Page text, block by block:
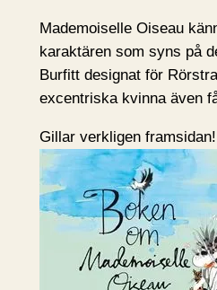
Mademoiselle Oiseau
karaktären som syns på
Burfitt designat för
excentriska kvinna även
Gillar verkligen framsidan!